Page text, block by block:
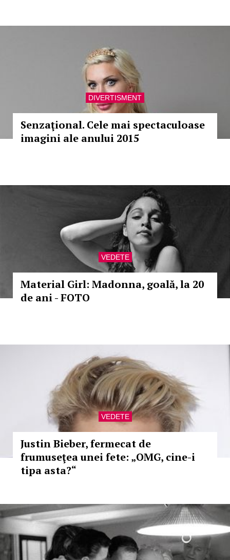
DIVERTISMENT
Senzaţional. Cele mai spectaculoase
imagini ale anului 2015
VEDETE
Material Girl: Madonna, goală, la 20
de ani - FOTO
VEDETE
Justin Bieber, fermecat de
frumuseţea unei fete: „OMG, cine-i
tipa asta?“